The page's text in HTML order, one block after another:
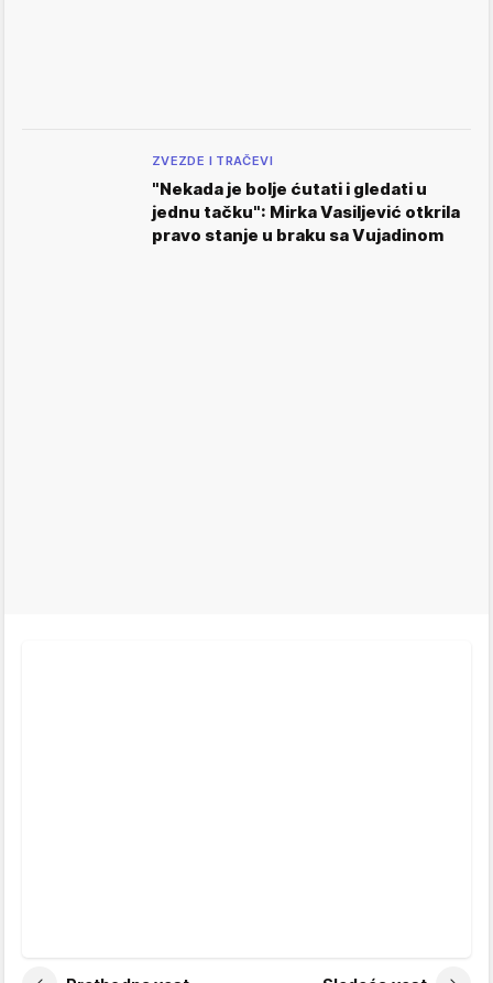
ZVEZDE I TRAČEVI
"Nekada je bolje ćutati i gledati u
jednu tačku": Mirka Vasiljević otkrila
pravo stanje u braku sa Vujadinom